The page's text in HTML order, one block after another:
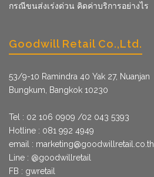
กรณีขนส่งเร่งด่วน คิดค่าบริการอย่างไร
Goodwill Retail Co.,Ltd.
53/9­-10 Ramindra 40 Yak 27, Nuanjan
Bungkum, Bangkok 10230
Tel : 02 106 0909 /02 043 5393
Hotline : 081 992 4949
email : marketing@goodwillretail.co.th
Line : @goodwillretail
FB : gwretail